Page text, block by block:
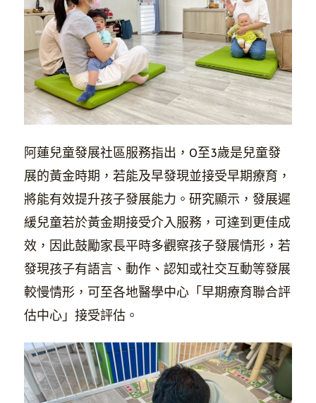
阿蓮兒童發展社區服務指出，0至3歲是兒童發
展的黃金時期，若能及早發現並接受早期療育，
將能有效提升孩子發展能力。研究顯示，發展遲
緩兒童若於黃金期接受介入服務，可達到更佳成
效，因此鼓勵家長平時多觀察孩子發展情形，若
發現孩子有語言、動作、認知或社交互動等發展
較慢情形，可至各地醫學中心「早期療育聯合評
估中心」接受評估。